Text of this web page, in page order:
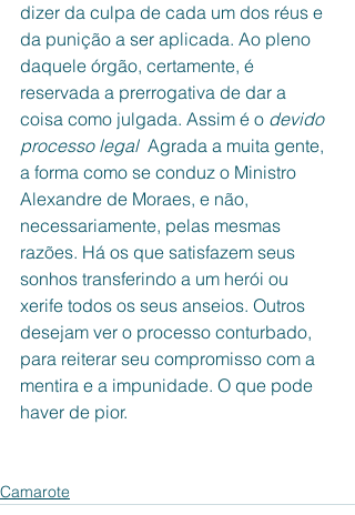
dizer da culpa de cada um dos réus e
da punição a ser aplicada. Ao pleno
daquele órgão, certamente, é
reservada a prerrogativa de dar a
coisa como julgada. Assim é o devido
processo legal Agrada a muita gente,
a forma como se conduz o Ministro
Alexandre de Moraes, e não,
necessariamente, pelas mesmas
razões. Há os que satisfazem seus
sonhos transferindo a um herói ou
xerife todos os seus anseios. Outros
desejam ver o processo conturbado,
para reiterar seu compromisso com a
mentira e a impunidade. O que pode
haver de pior.
Camarote